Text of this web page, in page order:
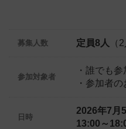
募集人数 定員8人 （
参加対象者
・誰でも
・参加者
日時
2026年7月5
13:00～